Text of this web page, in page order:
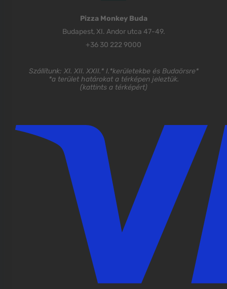
Pizza Monkey Buda
Budapest, XI. Andor utca 47-49.
+36 30 222 9000
Szállítunk: XI. XII. XXII.* I.*kerületekbe és Budaörsre*
*a terület határokat a térképen jeleztük.
(kattints a térképért)